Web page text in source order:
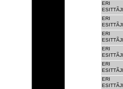
ERI
ERI
ERI
ERI
ERI
ERI